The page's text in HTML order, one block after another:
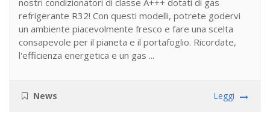
nostri condizionatori di classe A+++ dotati di gas
refrigerante R32! Con questi modelli, potrete godervi
un ambiente piacevolmente fresco e fare una scelta
consapevole per il pianeta e il portafoglio. Ricordate,
l'efficienza energetica e un gas ...
News Leggi